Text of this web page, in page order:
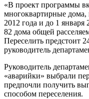
«В проект программы
многоквартирные дома,
2012 года и до 1 января
82 дома общей
Переселить предстоит
руководитель
Руководитель
«аварийки» выбрали
предпочли получить
способом переселения.